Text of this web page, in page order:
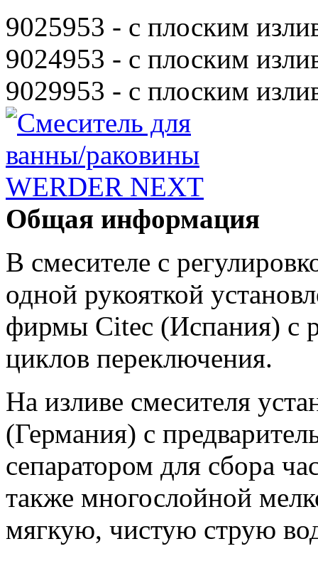
9025953 - с плоским
9024953 - с плоским
9029953 - с плоским
Общая информация
В смесителе с
одной рукояткой
фирмы Citec (Испания) с
циклов переключения.
На изливе смесителя
(Германия) с
сепаратором для сбора
также многослойной
мягкую, чистую струю